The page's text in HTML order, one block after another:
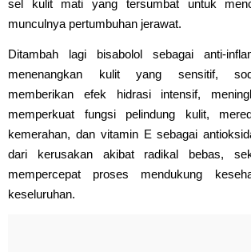
sel kulit mati yang tersumbat untuk
munculnya pertumbuhan jerawat.
Ditambah lagi bisabolol sebagai anti-
menenangkan kulit yang sensitif,
memberikan efek hidrasi intensif,
memperkuat fungsi pelindung kulit,
kemerahan, dan vitamin E sebagai
dari kerusakan akibat radikal bebas,
mempercepat proses mendukung
keseluruhan.